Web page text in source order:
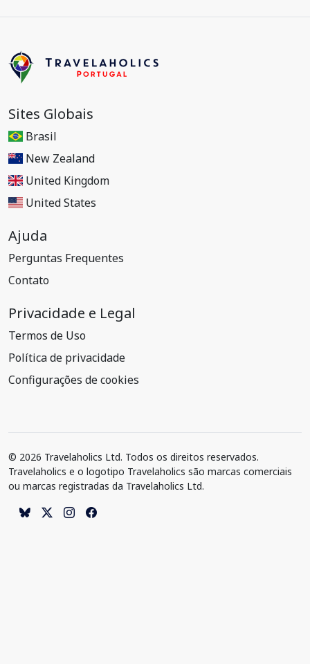
Sites Globais
Brasil
New Zealand
United Kingdom
United States
Ajuda
Perguntas Frequentes
Contato
Privacidade e Legal
Termos de Uso
Política de privacidade
Configurações de cookies
© 2026 Travelaholics Ltd. Todos os direitos reservados.
Travelaholics e o logotipo Travelaholics são marcas comerciais
ou marcas registradas da Travelaholics Ltd.